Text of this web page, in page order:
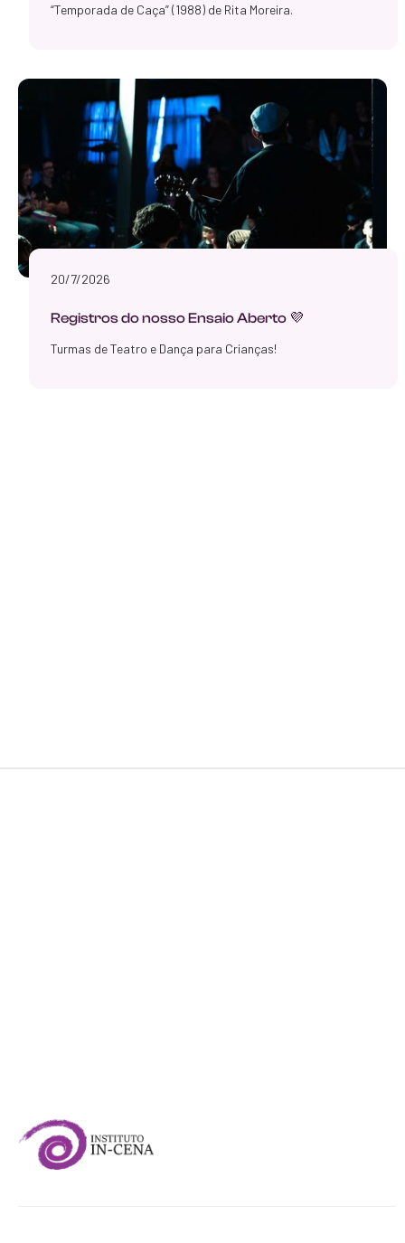
“Temporada de Caça” (1988) de Rita Moreira.
20/7/2026
Registros do nosso Ensaio Aberto 💜
Turmas de Teatro e Dança para Crianças!